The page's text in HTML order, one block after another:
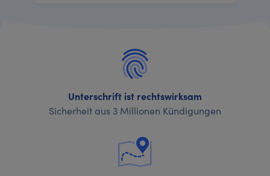
Unterschrift ist rechtswirksam
Sicherheit aus 3 Millionen Kündigungen